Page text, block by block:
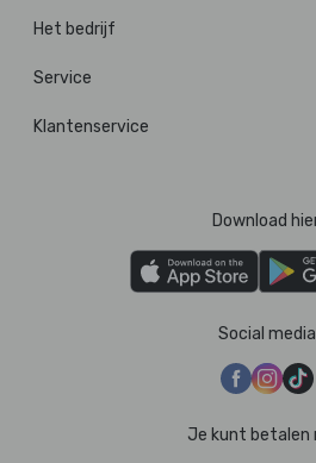
Het bedrijf
Service
Klantenservice
Download
Social media
Je kunt betalen